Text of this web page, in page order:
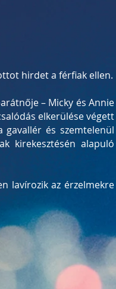
hirdet a férfiak ellen.
– Micky és Annie
elkerülése végett
és szemtelenül
kirekesztésén alapuló
lavírozik az érzelmekre